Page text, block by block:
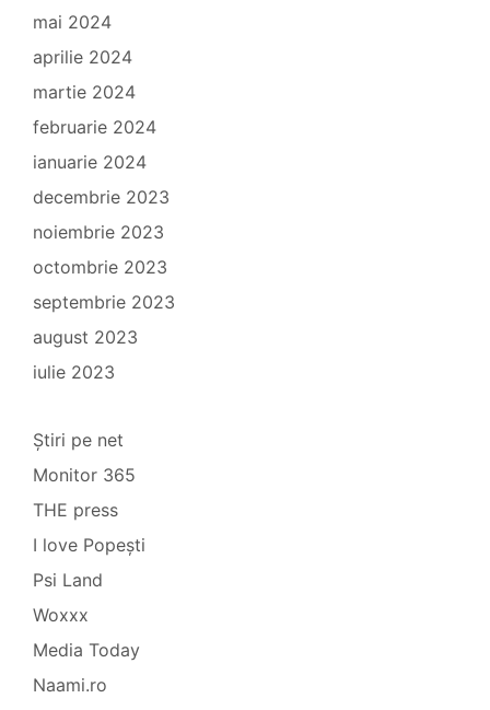
mai 2024
aprilie 2024
martie 2024
februarie 2024
ianuarie 2024
decembrie 2023
noiembrie 2023
octombrie 2023
septembrie 2023
august 2023
iulie 2023
Știri pe net
Monitor 365
THE press
I love Popești
Psi Land
Woxxx
Media Today
Naami.ro